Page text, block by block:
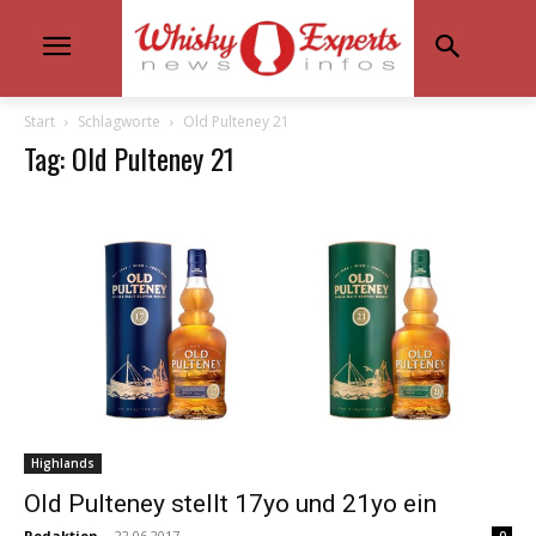
Start Schlagworte Old Pulteney 21
Tag: Old Pulteney 21
Highlands
Old Pulteney stellt 17yo und 21yo ein